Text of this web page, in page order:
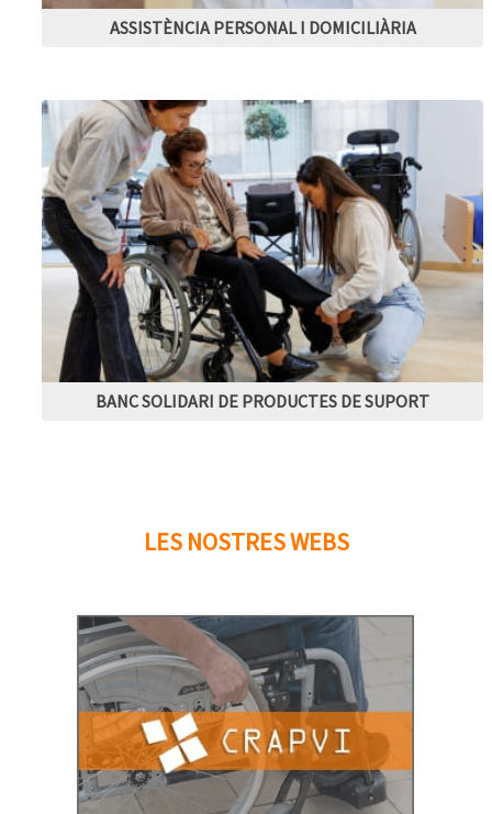
ASSISTÈNCIA PERSONAL I DOMICILIÀRIA
BANC SOLIDARI DE PRODUCTES DE SUPORT
LES NOSTRES WEBS